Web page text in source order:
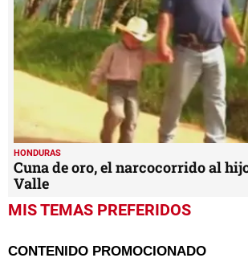
MIS TEMAS PREFERIDOS